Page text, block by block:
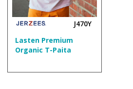
J470Y
Lasten Premium
Organic T-Paita